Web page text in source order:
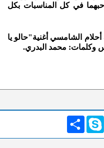
حبهما في كل المناسبات بكل
أحلام الشامسي أغنية"حالو يا
وكلمات: محمد البدري.
انشر Skype